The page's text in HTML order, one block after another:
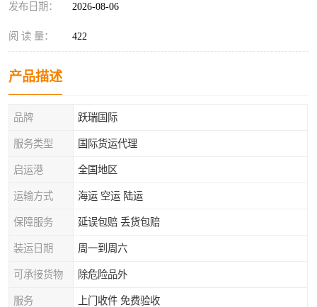
发布日期： 2026-08-06
阅 读 量： 422
产品描述
品牌 跃瑞国际
服务类型 国际货运代理
启运港 全国地区
运输方式 海运 空运 陆运
保障服务 延误包赔 丢货包赔
装运日期 周一到周六
可承接货物 除危险品外
服务 上门收件 免费验收